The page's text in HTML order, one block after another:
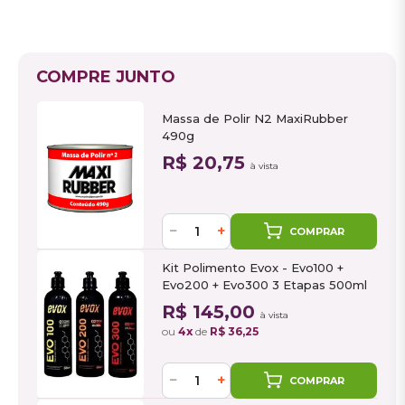
COMPRE JUNTO
Massa de Polir N2 MaxiRubber
490g
R$ 20,75 à vista
− + COMPRAR
Kit Polimento Evox - Evo100 +
Evo200 + Evo300 3 Etapas 500ml
R$ 145,00 à vista
ou 4x de R$ 36,25
− + COMPRAR